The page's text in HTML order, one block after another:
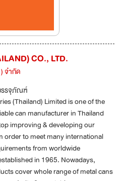
CO., LTD.
จำกัด
รรจุภัณฑ์
(Thailand) Limited is one of the
can manufacturer in Thailand
improving & developing our
order to meet many international
from worldwide
in 1965. Nowadays,
cover whole range of metal cans